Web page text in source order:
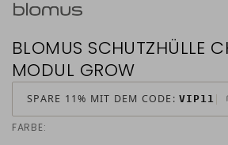
BLOMUS SCHUTZHÜLLE
MODUL GROW
SPARE 11% MIT DEM CODE: VIP11
FARBE: